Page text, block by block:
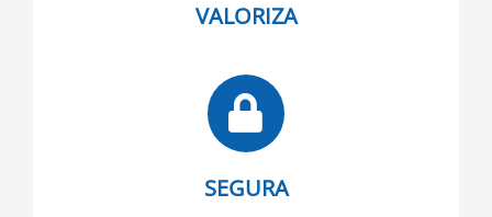
VALORIZA
SEGURA